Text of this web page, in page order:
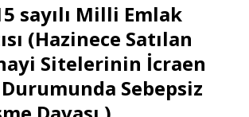
sayılı Milli Emlak
(Hazinece Satılan
Sitelerinin İcraen
Durumunda Sebepsiz